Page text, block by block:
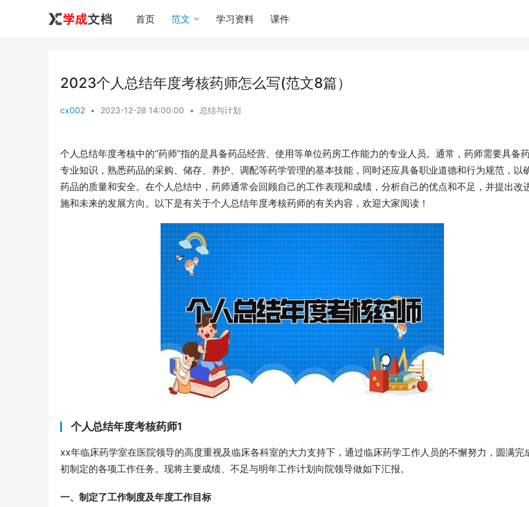
首页 范文 学习资料 课件
2023个人总结年度考核药师怎么写(范文8篇）
cx002 • 2023-12-28 14:00:00 • 总结与计划
个人总结年度考核中的“药师”指的是具备药品经营、使用等单位药房工作能力的专业人员。通常，药师需要具备
专业知识，熟悉药品的采购、储存、养护、调配等药学管理的基本技能，同时还应具备职业道德和行为规范，以
药品的质量和安全。在个人总结中，药师通常会回顾自己的工作表现和成绩，分析自己的优点和不足，并提出改
施和未来的发展方向。以下是有关于个人总结年度考核药师的有关内容，欢迎大家阅读！
个人总结年度考核药师1
xx年临床药学室在医院领导的高度重视及临床各科室的大力支持下，通过临床药学工作人员的不懈努力，圆满完
初制定的各项工作任务。现将主要成绩、不足与明年工作计划向院领导做如下汇报。
一、制定了工作制度及年度工作目标